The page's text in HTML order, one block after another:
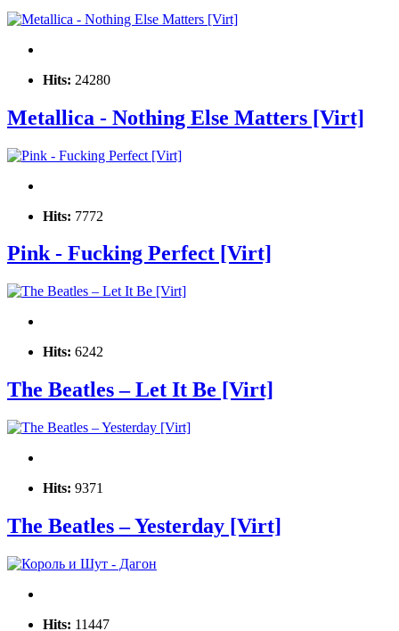
Hits: 24280
Metallica - Nothing Else Matters [Virt]
Hits: 7772
Pink - Fucking Perfect [Virt]
Hits: 6242
The Beatles – Let It Be [Virt]
Hits: 9371
The Beatles – Yesterday [Virt]
Hits: 11447